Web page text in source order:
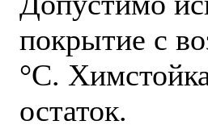
покрытие с
°C.
остаток.